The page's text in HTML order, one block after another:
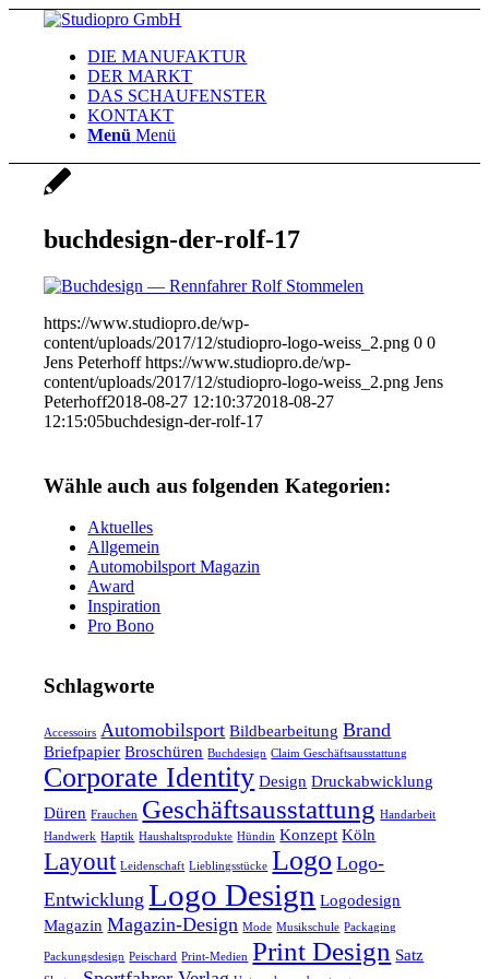
DIE MANUFAKTUR
DER MARKT
DAS SCHAUFENSTER
KONTAKT
Menü Menü
buchdesign-der-rolf-17
https://www.studiopro.de/wp-
content/uploads/2017/12/studiopro-logo-weiss_2.png 0 0
Jens Peterhoff https://www.studiopro.de/wp-
content/uploads/2017/12/studiopro-logo-weiss_2.png Jens
Peterhoff2018-08-27 12:10:372018-08-27
12:15:05buchdesign-der-rolf-17
Wähle auch aus folgenden Kategorien:
Aktuelles
Allgemein
Automobilsport Magazin
Award
Inspiration
Pro Bono
Schlagworte
Accessoirs Automobilsport Bildbearbeitung Brand
Briefpapier Broschüren Buchdesign Claim Geschäftsausstattung
Corporate Identity Design Druckabwicklung
Düren Frauchen Geschäftsausstattung Handarbeit
Handwerk Haptik Haushaltsprodukte Hündin Konzept Köln
Layout Leidenschaft Lieblingsstücke Logo Logo-
Entwicklung Logo Design Logodesign
Magazin Magazin-Design Mode Musikschule Packaging
Packungsdesign Peischard Print-Medien Print Design Satz